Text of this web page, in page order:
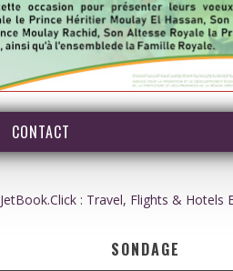
CONTACT
JetBook.Click : Travel, Flights & Hotels
SONDAGE